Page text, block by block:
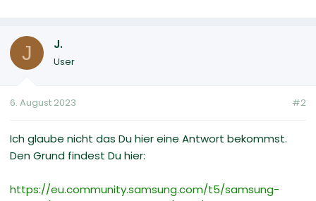
J J.
User
6. August 2023 #2
Ich glaube nicht das Du hier eine Antwort bekommst.
Den Grund findest Du hier:
https://eu.community.samsung.com/t5/samsung-